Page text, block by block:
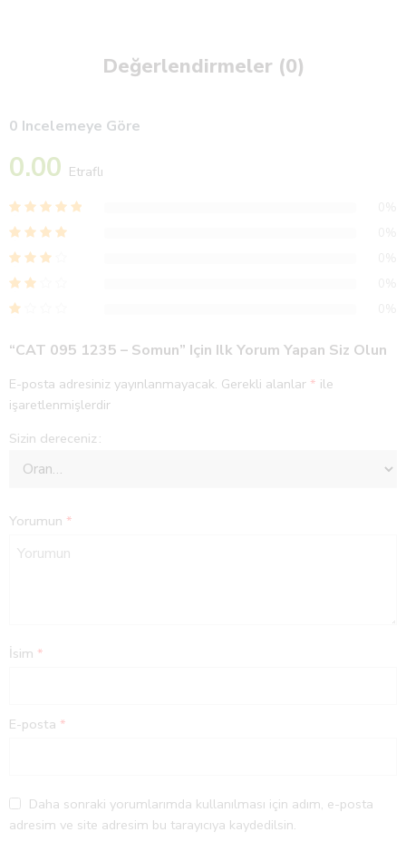
Değerlendirmeler (0)
0 Incelemeye Göre
0.00 Etraflı
“CAT 095 1235 – Somun” Için Ilk Yorum Yapan Siz Olun
E-posta adresiniz yayınlanmayacak. Gerekli alanlar * ile
işaretlenmişlerdir
Sizin dereceniz
Yorumun *
İsim *
E-posta *
Daha sonraki yorumlarımda kullanılması için adım, e-posta
adresim ve site adresim bu tarayıcıya kaydedilsin.